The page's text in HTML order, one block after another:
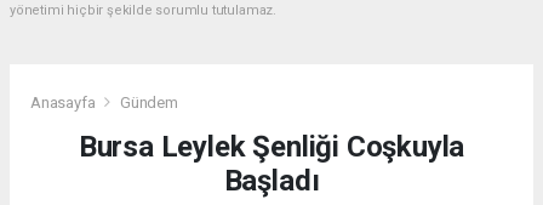
yönetimi hiçbir şekilde sorumlu tutulamaz.
Anasayfa Gündem
Bursa Leylek Şenliği Coşkuyla
Başladı